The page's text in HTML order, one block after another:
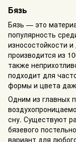
Бязь
Бязь — это
популярность
износостойкости
производится из
также
подходит для
формы и цвета
Одним из главных
сну. Существуют
бязевого
вариант для